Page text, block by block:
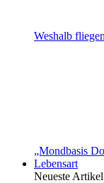
Weshalb
„Mondbasis
Lebensart
Neueste Artikel